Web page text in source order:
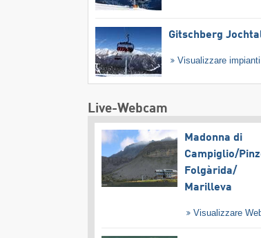
Gitschberg
Visualizzare
Live-Webcam
Madonna di
Campiglio/​
Folgàrida/​
Marilleva
Visualizzare